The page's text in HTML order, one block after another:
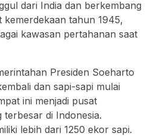
dari India dan berkembang
kemerdekaan tahun 1945,
kawasan pertahanan saat
Presiden Soeharto
dan sapi-sapi mulai
ini menjadi pusat
di Indonesia.
lebih dari 1250 ekor sapi.